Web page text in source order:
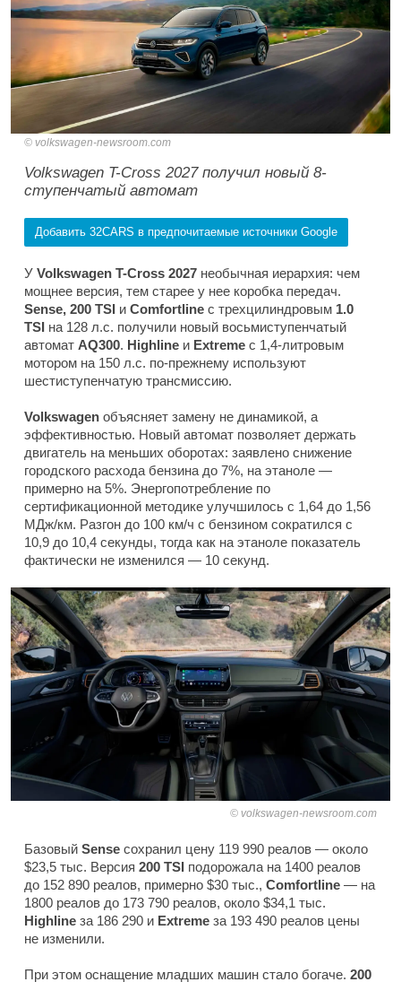
volkswagen-newsroom.com
Volkswagen T-Cross 2027 получил новый 8-
ступенчатый автомат
Добавить 32CARS в предпочитаемые источники Google
У Volkswagen T-Cross 2027 необычная иерархия: чем
мощнее версия, тем старее у нее коробка передач.
Sense, 200 TSI и Comfortline с трехцилиндровым 1.0
TSI на 128 л.с. получили новый восьмиступенчатый
автомат AQ300. Highline и Extreme с 1,4-литровым
мотором на 150 л.с. по-прежнему используют
шестиступенчатую трансмиссию.
Volkswagen объясняет замену не динамикой, а
эффективностью. Новый автомат позволяет держать
двигатель на меньших оборотах: заявлено снижение
городского расхода бензина до 7%, на этаноле —
примерно на 5%. Энергопотребление по
сертификационной методике улучшилось с 1,64 до 1,56
МДж/км. Разгон до 100 км/ч с бензином сократился с
10,9 до 10,4 секунды, тогда как на этаноле показатель
фактически не изменился — 10 секунд.
volkswagen-newsroom.com
Базовый Sense сохранил цену 119 990 реалов — около
$23,5 тыс. Версия 200 TSI подорожала на 1400 реалов
до 152 890 реалов, примерно $30 тыс., Comfortline — на
1800 реалов до 173 790 реалов, около $34,1 тыс.
Highline за 186 290 и Extreme за 193 490 реалов цены
не изменили.
При этом оснащение младших машин стало богаче. 200